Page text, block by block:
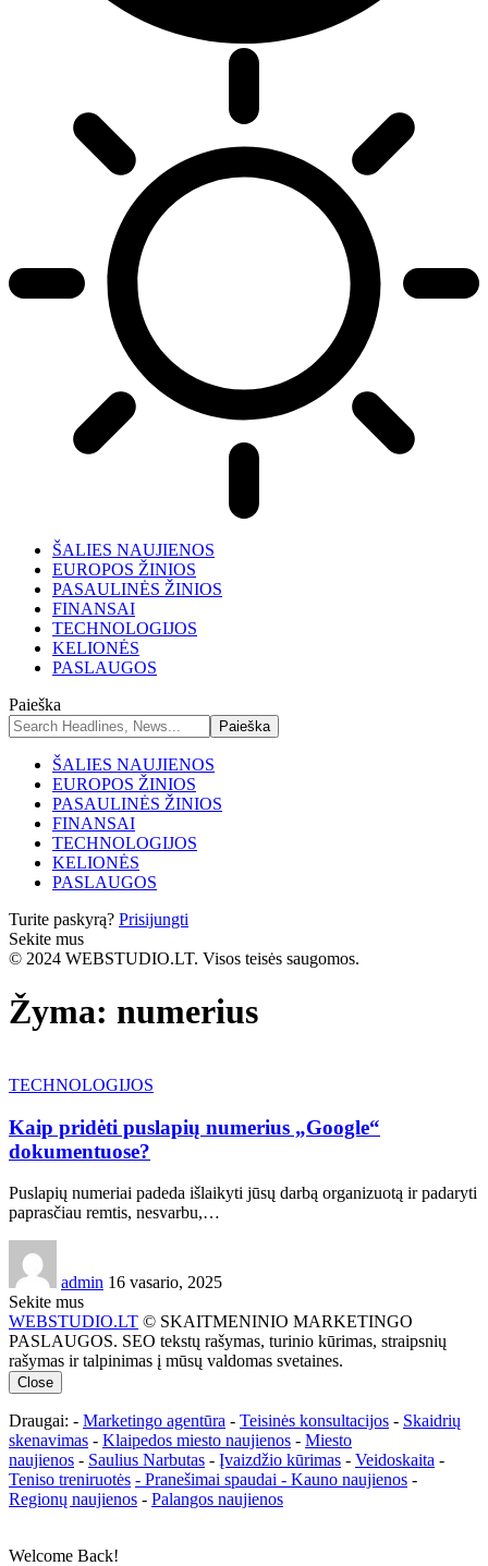
ŠALIES NAUJIENOS
EUROPOS ŽINIOS
PASAULINĖS ŽINIOS
FINANSAI
TECHNOLOGIJOS
KELIONĖS
PASLAUGOS
Paieška
ŠALIES NAUJIENOS
EUROPOS ŽINIOS
PASAULINĖS ŽINIOS
FINANSAI
TECHNOLOGIJOS
KELIONĖS
PASLAUGOS
Turite paskyrą? Prisijungti
Sekite mus
© 2024 WEBSTUDIO.LT. Visos teisės saugomos.
Žyma: numerius
TECHNOLOGIJOS
Kaip pridėti puslapių numerius „Google“
dokumentuose?
Puslapių numeriai padeda išlaikyti jūsų darbą organizuotą ir padaryti
paprasčiau remtis, nesvarbu,…
admin 16 vasario, 2025
Sekite mus
WEBSTUDIO.LT © SKAITMENINIO MARKETINGO
PASLAUGOS. SEO tekstų rašymas, turinio kūrimas, straipsnių
rašymas ir talpinimas į mūsų valdomas svetaines.
Close
Draugai: - Marketingo agentūra - Teisinės konsultacijos - Skaidrių
skenavimas - Klaipedos miesto naujienos - Miesto
naujienos - Saulius Narbutas - Įvaizdžio kūrimas - Veidoskaita -
Teniso treniruotės - Pranešimai spaudai - Kauno naujienos -
Regionų naujienos - Palangos naujienos
Welcome Back!